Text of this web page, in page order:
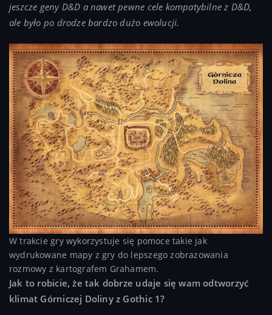
jeszcze geny D&D a nawet pewne cele kompatybilne z D&D,
ale było po drodze bardzo dużo ewolucji.
W trakcie gry wykorzystuje się pomoce takie jak
wydrukowane mapy z gry do lepszego zobrazowania
rozmowy z kartografem Grahamem.
Jak to robicie, że tak dobrze udaje się wam odtworzyć
klimat Górniczej Doliny z Gothic 1?